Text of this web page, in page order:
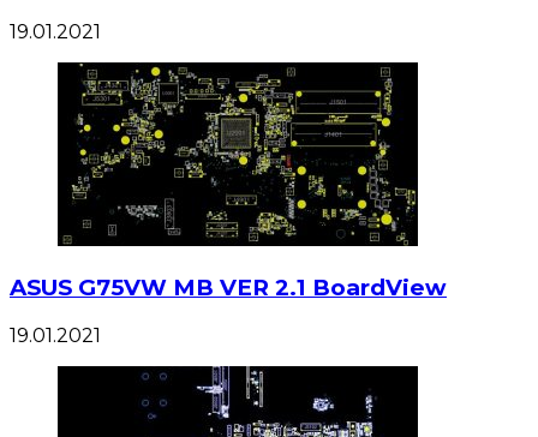
19.01.2021
ASUS G75VW MB VER 2.1 BoardView
19.01.2021